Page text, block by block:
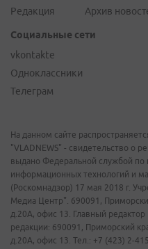
Редакция
Архив
Социальные сети
vkontakte
Одноклассники
Телеграм
На данном сайте
"VLADNEWS" - свидетельство о
выдано Федеральной службой по
информационных технологий и
(Роскомнадзор) 17 мая 2018 г.
Медиа Центр". 690091,
д.20А, офис 13. Главный
редакции: 690091, Приморский
д.20А, офис 13. Тел.: +7 (423) 2-